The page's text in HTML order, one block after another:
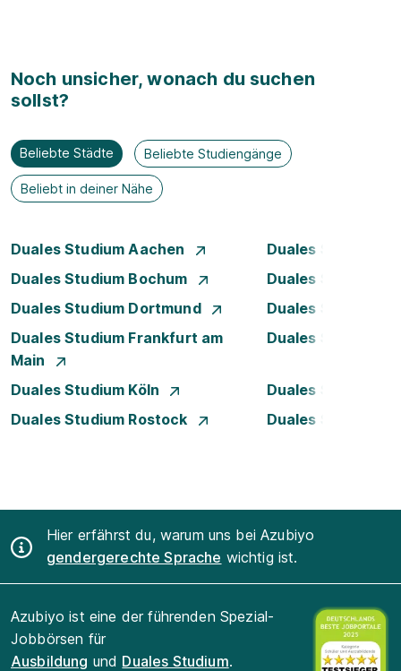
Noch unsicher, wonach du suchen
sollst?
Beliebte Städte Beliebte Studiengänge
Beliebt in deiner Nähe
Duales Studium Aachen
Duales Studium
Duales Studium Bochum
Duales Studium
Duales Studium Dortmund
Duales Studium
Duales Studium Frankfurt am
Main
Duales Studium
Duales Studium Köln
Duales Studium
Duales Studium Rostock
Duales Studium
Hier erfährst du, warum uns bei Azubiyo
gendergerechte Sprache wichtig ist.
Azubiyo ist eine der führenden Spezial-
Jobbörsen für
Ausbildung und Duales Studium.